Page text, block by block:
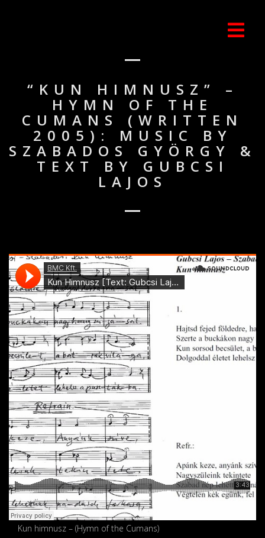
“KUN HIMNUSZ” –
HYMN OF THE
CUMANS (WRITTEN
2005): MUSIC BY
SZABADOS GYÖRGY &
TEXT BY GUBCSI
LAJOS
Kun himnusz – (Hymn of the Cumans)